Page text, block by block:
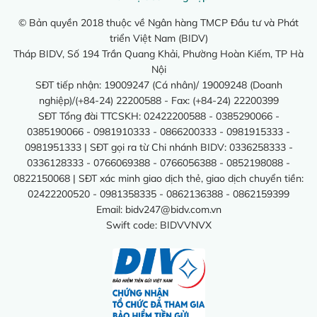
© Bản quyền 2018 thuộc về Ngân hàng TMCP Đầu tư và Phát
triển Việt Nam (BIDV)
Tháp BIDV, Số 194 Trần Quang Khải, Phường Hoàn Kiếm, TP Hà
Nội
SĐT tiếp nhận: 19009247 (Cá nhân)/ 19009248 (Doanh
nghiệp)/(+84-24) 22200588 - Fax: (+84-24) 22200399
SĐT Tổng đài TTCSKH: 02422200588 - 0385290066 -
0385190066 - 0981910333 - 0866200333 - 0981915333 -
0981951333 | SĐT gọi ra từ Chi nhánh BIDV: 0336258333 -
0336128333 - 0766069388 - 0766056388 - 0852198088 -
0822150068 | SĐT xác minh giao dịch thẻ, giao dịch chuyển tiền:
02422200520 - 0981358335 - 0862136388 - 0862159399
Email: bidv247@bidv.com.vn
Swift code: BIDVVNVX